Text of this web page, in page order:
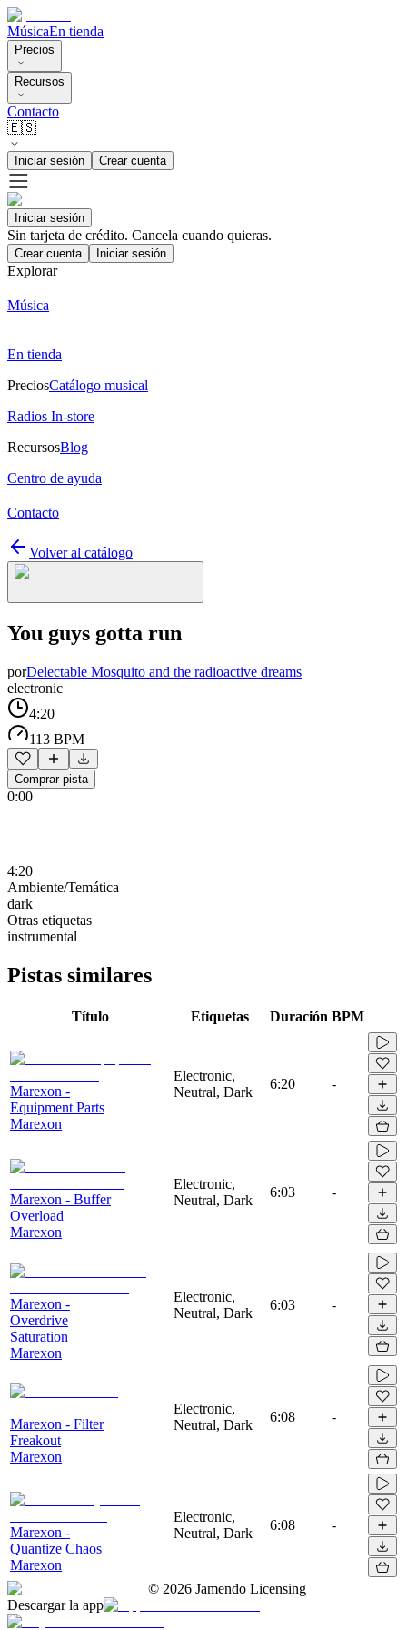
MúsicaEn tienda
Precios
Recursos
Contacto
🇪🇸
Iniciar sesión Crear cuenta
Iniciar sesión
Sin tarjeta de crédito. Cancela cuando quieras.
Crear cuenta Iniciar sesión
Explorar
Música
En tienda
PreciosCatálogo musical
Radios In-store
RecursosBlog
Centro de ayuda
Contacto
Volver al catálogo
You guys gotta run
porDelectable Mosquito and the radioactive dreams
electronic
4:20
113 BPM
Comprar pista
0:00
4:20
Ambiente/Temática
dark
Otras etiquetas
instrumental
Pistas similares
Título Etiquetas Duración BPM
Marexon -
Equipment Parts
Marexon
Electronic,
Neutral, Dark
6:20 -
Marexon - Buffer
Overload
Marexon
Electronic,
Neutral, Dark
6:03 -
Marexon -
Overdrive
Saturation
Marexon
Electronic,
Neutral, Dark
6:03 -
Marexon - Filter
Freakout
Marexon
Electronic,
Neutral, Dark
6:08 -
Marexon -
Quantize Chaos
Marexon
Electronic,
Neutral, Dark
6:08 -
© 2026 Jamendo Licensing
Descargar la app